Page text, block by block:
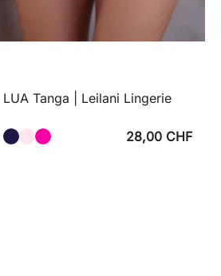
LUA Tanga | Leilani Lingerie
28,00 CHF